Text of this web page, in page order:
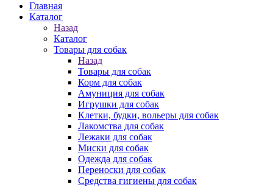
Главная
Каталог
Назад
Каталог
Товары для собак
Назад
Товары для собак
Корм для собак
Амуниция для собак
Игрушки для собак
Клетки, будки, вольеры для собак
Лакомства для собак
Лежаки для собак
Миски для собак
Одежда для собак
Переноски для собак
Средства гигиены для собак